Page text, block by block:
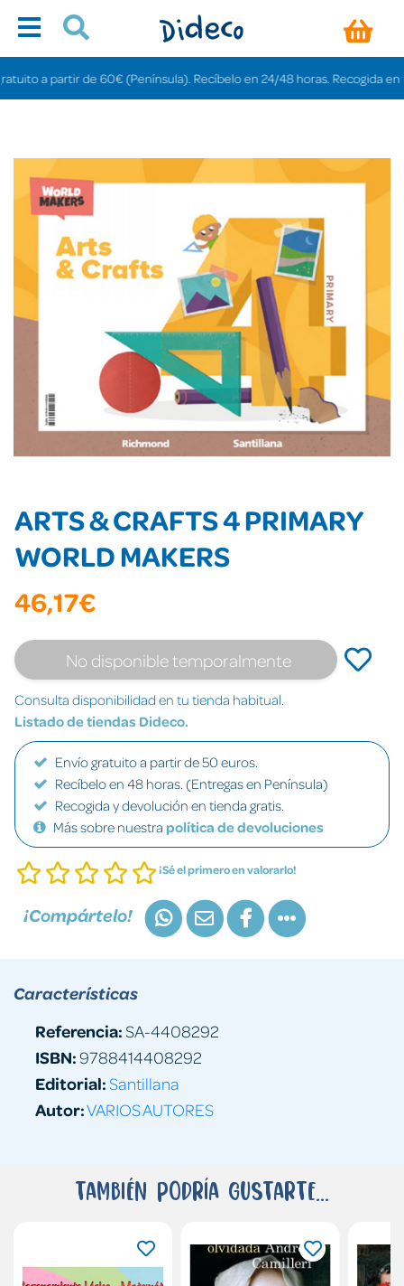
a partir de 60€ (Península). Recíbelo en 24/48 horas. Recogida en
ARTS & CRAFTS 4 PRIMARY
WORLD MAKERS
46,17€
No disponible temporalmente
Consulta disponibilidad en tu tienda habitual.
Listado de tiendas Dideco.
Envío gratuito a partir de 50 euros.
Recíbelo en 48 horas. (Entregas en Península)
Recogida y devolución en tienda gratis.
Más sobre nuestra política de devoluciones
¡Sé el primero en valorarlo!
¡Compártelo!
Características
Referencia:SA-4408292
ISBN:9788414408292
Editorial:Santillana
Autor:VARIOS AUTORES
También podría gustarte...